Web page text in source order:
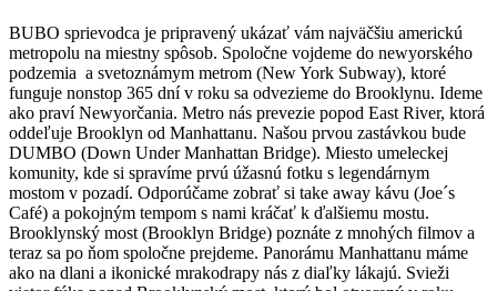
BUBO sprievodca je pripravený ukázať vám najväčšiu americkú
metropolu na miestny spôsob. Spoločne vojdeme do newyorského
podzemia a svetoznámym metrom (New York Subway), ktoré
funguje nonstop 365 dní v roku sa odvezieme do Brooklynu. Ideme
ako praví Newyorčania. Metro nás prevezie popod East River, ktorá
oddeľuje Brooklyn od Manhattanu. Našou prvou zastávkou bude
DUMBO (Down Under Manhattan Bridge). Miesto umeleckej
komunity, kde si spravíme prvú úžasnú fotku s legendárnym
mostom v pozadí. Odporúčame zobrať si take away kávu (Joe´s
Café) a pokojným tempom s nami kráčať k ďalšiemu mostu.
Brooklynský most (Brooklyn Bridge) poznáte z mnohých filmov a
teraz sa po ňom spoločne prejdeme. Panorámu Manhattanu máme
ako na dlani a ikonické mrakodrapy nás z diaľky lákajú. Svieži